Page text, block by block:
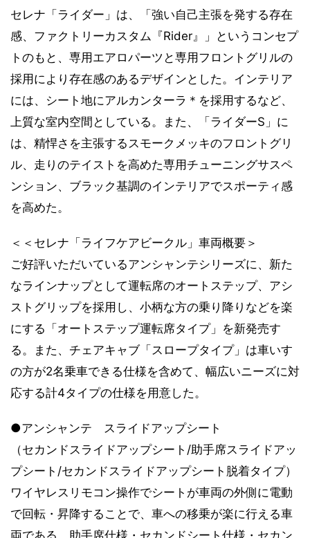
セレナ「ライダー」は、「強い自己主張を発する存在
感、ファクトリーカスタム『Rider』」というコンセプ
トのもと、専用エアロパーツと専用フロントグリルの
採用により存在感のあるデザインとした。インテリア
には、シート地にアルカンターラ＊を採用するなど、
上質な室内空間としている。また、「ライダーS」に
は、精悍さを主張するスモークメッキのフロントグリ
ル、走りのテイストを高めた専用チューニングサスペ
ンション、ブラック基調のインテリアでスポーティ感
を高めた。
＜＜セレナ「ライフケアビークル」車両概要＞
ご好評いただいているアンシャンテシリーズに、新た
なラインナップとして運転席のオートステップ、アシ
ストグリップを採用し、小柄な方の乗り降りなどを楽
にする「オートステップ運転席タイプ」を新発売す
る。また、チェアキャブ「スロープタイプ」は車いす
の方が2名乗車できる仕様を含めて、幅広いニーズに対
応する計4タイプの仕様を用意した。
●アンシャンテ スライドアップシート
（セカンドスライドアップシート/助手席スライドアッ
プシート/セカンドスライドアップシート脱着タイプ）
ワイヤレスリモコン操作でシートが車両の外側に電動
で回転・昇降することで、車への移乗が楽に行える車
両である。助手席仕様・セカンドシート仕様・セカン